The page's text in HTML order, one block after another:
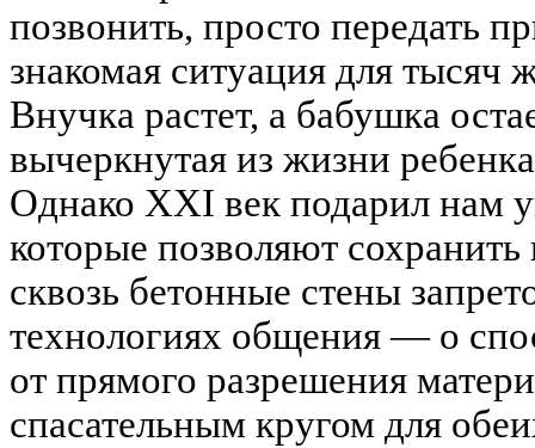
позвонить, просто передать
знакомая ситуация для
Внучка растет, а бабушка
вычеркнутая из жизни
Однако XXI век подарил нам
которые позволяют
сквозь бетонные стены
технологиях общения — о
от прямого разрешения
спасательным кругом для